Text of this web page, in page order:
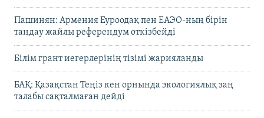
Пашинян: Армения Еуроодақ пен ЕАЭО-ның бірін
таңдау жайлы референдум өткізбейді
Білім грант иегерлерінің тізімі жарияланды
БАҚ: Қазақстан Теңіз кен орнында экологиялық заң
талабы сақталмаған дейді